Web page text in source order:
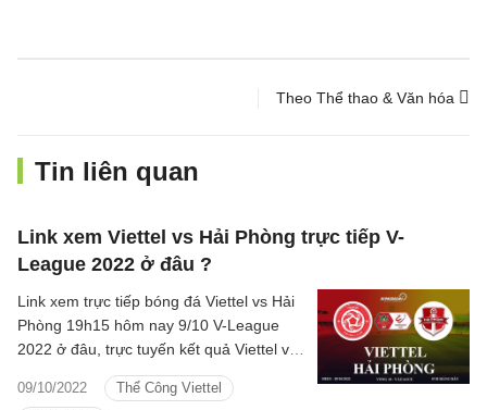
Theo Thể thao & Văn hóa
Tin liên quan
Link xem Viettel vs Hải Phòng trực tiếp V-
League 2022 ở đâu ?
09/10/2022
Thể Công Viettel
Link xem trực tiếp bóng đá Viettel vs Hải
Phòng 19h15 hôm nay 9/10 V-League
2022 ở đâu, trực tuyến kết quả Viettel vs
Hải Phòng kênh sóng nào.